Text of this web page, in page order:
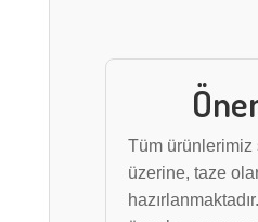
Tüm ürünlerimiz
üzerine, taze